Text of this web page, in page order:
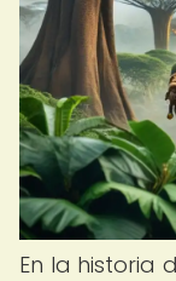
En la historia